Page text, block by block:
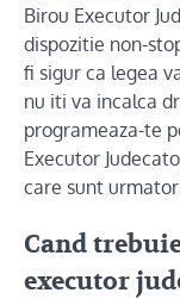
Birou Executor
dispozitie non-
fi sigur ca legea
nu iti va incalca
programeaza-te
Executor
care sunt
Cand
executor